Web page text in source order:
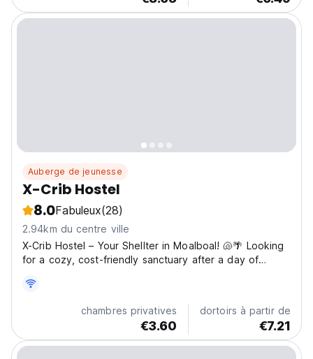
Auberge de jeunesse
X-Crib Hostel
8.0Fabuleux(28)
2.94km du centre ville
X-Crib Hostel – Your Shellter in Moalboal! 🐚🌴 Looking
for a cozy, cost-friendly sanctuary after a day of
nomads and backpackers to rest, recharge, and
connect. 🌟 Why Stay With Us? ✔ Rest in Comfort –
chambres privatives
€3.60
dortoirs à partir de
€7.21